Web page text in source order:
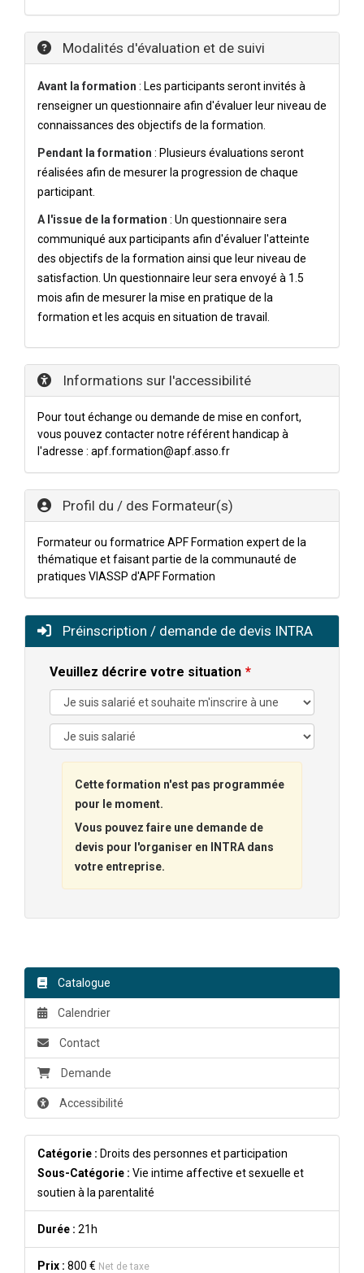
Modalités d'évaluation et de suivi
Avant la formation : Les participants seront invités à
renseigner un questionnaire afin d'évaluer leur niveau de
connaissances des objectifs de la formation.
Pendant la formation : Plusieurs évaluations seront
réalisées afin de mesurer la progression de chaque
participant.
A l'issue de la formation : Un questionnaire sera
communiqué aux participants afin d'évaluer l'atteinte
des objectifs de la formation ainsi que leur niveau de
satisfaction. Un questionnaire leur sera envoyé à 1.5
mois afin de mesurer la mise en pratique de la
formation et les acquis en situation de travail.
Informations sur l'accessibilité
Pour tout échange ou demande de mise en confort,
vous pouvez contacter notre référent handicap à
l'adresse : apf.formation@apf.asso.fr
Profil du / des Formateur(s)
Formateur ou formatrice APF Formation expert de la
thématique et faisant partie de la communauté de
pratiques VIASSP d'APF Formation
Préinscription / demande de devis INTRA
Veuillez décrire votre situation
Cette formation n'est pas programmée
pour le moment.
Vous pouvez faire une demande de
devis pour l'organiser en INTRA dans
votre entreprise.
Catalogue
Calendrier
Contact
Demande
Accessibilité
Catégorie : Droits des personnes et participation
Sous-Catégorie : Vie intime affective et sexuelle et
soutien à la parentalité
Durée : 21h
Prix : 800 € Net de taxe